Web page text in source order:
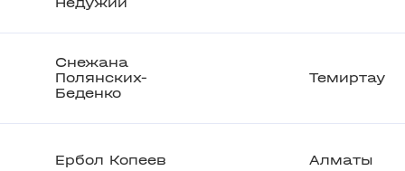
Недужий
Снежана
Полянских-
Беденко
Темиртау
Ербол Копеев Алматы